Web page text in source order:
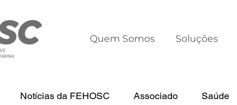
Quem Somos Soluções
Notícias da FEHOSC Associado Saúde